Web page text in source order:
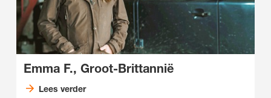
Emma F., Groot-Brittannië
Lees verder